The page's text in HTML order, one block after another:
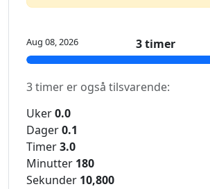
Aug 08, 2026 3 timer
3 timer er også tilsvarende:
Uker0.0
Dager0.1
Timer3.0
Minutter 180
Sekunder 10,800